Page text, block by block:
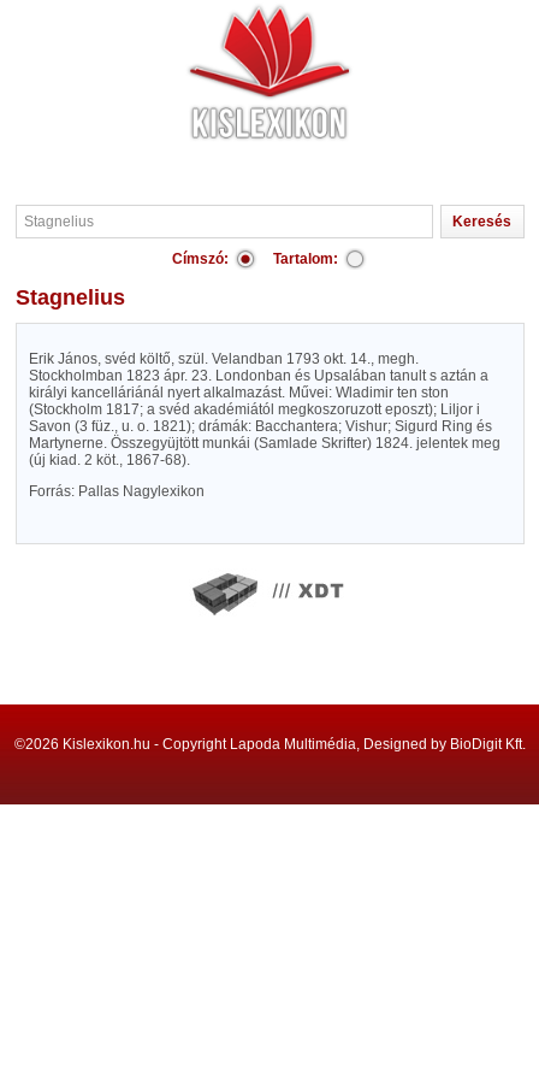
Címszó: Tartalom:
Stagnelius
Erik János, svéd költő, szül. Velandban 1793 okt. 14., megh.
Stockholmban 1823 ápr. 23. Londonban és Upsalában tanult s aztán a
királyi kancelláriánál nyert alkalmazást. Művei: Wladimir ten ston
(Stockholm 1817; a svéd akadémiától megkoszoruzott eposzt); Liljor i
Savon (3 füz., u. o. 1821); drámák: Bacchantera; Vishur; Sigurd Ring és
Martynerne. Összegyüjtött munkái (Samlade Skrifter) 1824. jelentek meg
(új kiad. 2 köt., 1867-68).
Forrás: Pallas Nagylexikon
©2026 Kislexikon.hu - Copyright Lapoda Multimédia, Designed by BioDigit Kft.